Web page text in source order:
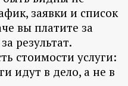
заявки и список
вы платите за
результат.
стоимости услуги:
идут в дело, а не в